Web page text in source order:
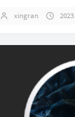
xingran